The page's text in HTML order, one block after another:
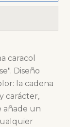
caracol
Diseño
la cadena
carácter,
añade un